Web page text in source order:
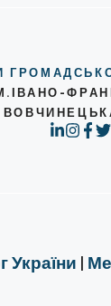
України |